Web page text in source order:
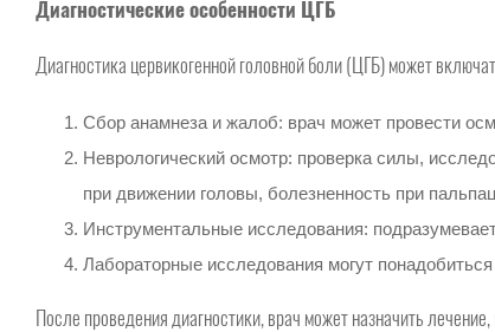
Диагностические особенности ЦГБ
Диагностика цервикогенной головной боли (ЦГБ) может
Сбор анамнеза и жалоб: врач может провести
Неврологический осмотр: проверка силы,
при движении головы, болезненность при
Инструментальные исследования:
Лабораторные исследования могут
После проведения диагностики, врач может назначить